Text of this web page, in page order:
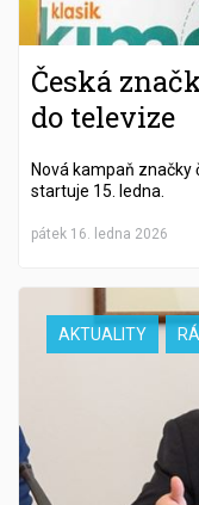
Česká
do televize
Nová kampaň značky
startuje 15. ledna.
pátek 16. ledna 2026
AKTUALITY